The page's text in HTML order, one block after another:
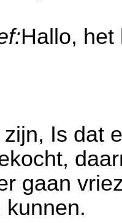
Hallo,
Is dat
gaan
kunnen.